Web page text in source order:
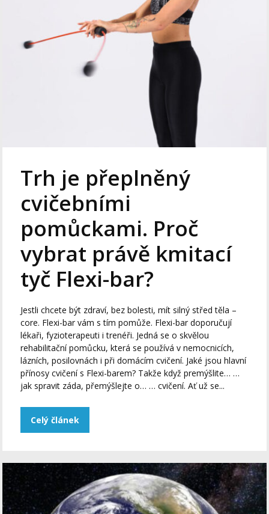
Trh je přeplněný
cvičebními
pomůckami. Proč
vybrat právě kmitací
tyč Flexi-bar?
Jestli chcete být zdraví, bez bolesti, mít silný střed těla –
core. Flexi-bar vám s tím pomůže. Flexi-bar doporučují
lékaři, fyzioterapeuti i trenéři. Jedná se o skvělou
rehabilitační pomůcku, která se používá v nemocnicích,
lázních, posilovnách i při domácím cvičení. Jaké jsou hlavní
přínosy cvičení s Flexi-barem? Takže když premýšlite… …
jak spravit záda, přemýšlejte o… … cvičení. Ať už se...
Celý článek